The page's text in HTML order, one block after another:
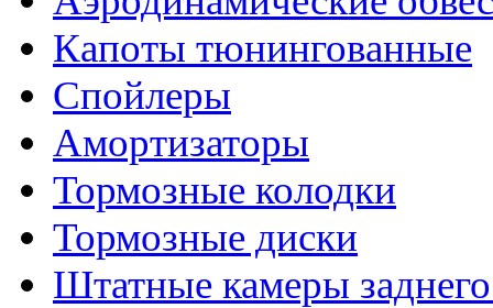
Капоты тюнингованные
Спойлеры
Амортизаторы
Тормозные колодки
Тормозные диски
Штатные камеры